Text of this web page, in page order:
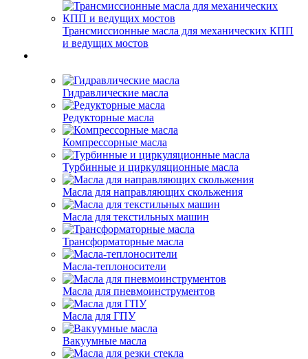
Трансмиссионные масла для механических КПП
и ведущих мостов
Гидравлические масла
Редукторные масла
Компрессорные масла
Турбинные и циркуляционные масла
Масла для направляющих скольжения
Масла для текстильных машин
Трансформаторные масла
Масла-теплоносители
Масла для пневмоинструментов
Масла для ГПУ
Вакуумные масла